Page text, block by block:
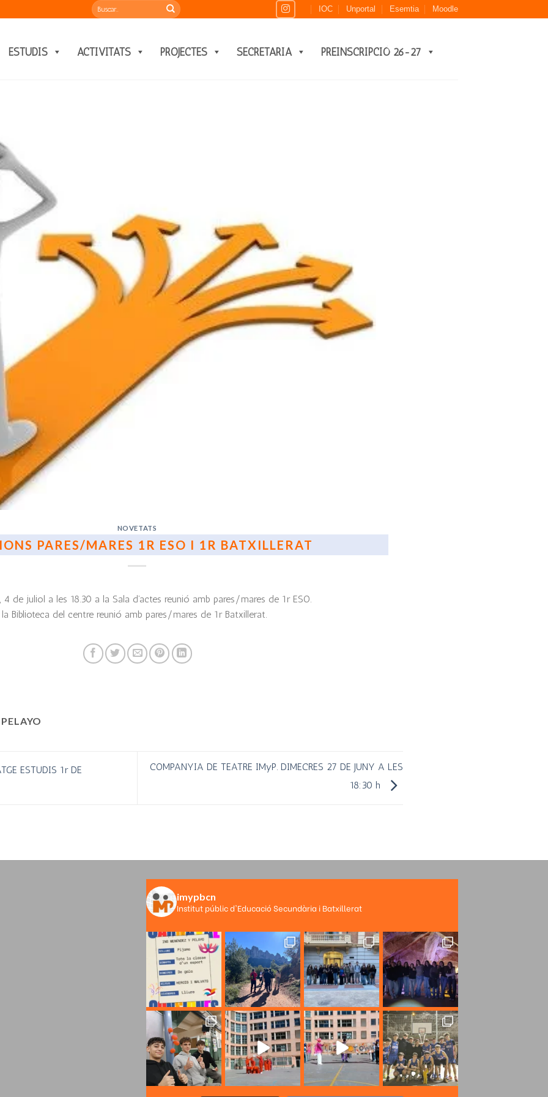
IOC Unportal Esemtia Moodle
ESTUDIS ACTIVITATS PROJECTES SECRETARIA PREINSCRIPCIÓ 26-27
NOVETATS
PARES/MARES 1R ESO I 1R BATXILLERAT
4 de juliol a les 18.30 a la Sala d’actes reunió amb pares/mares de 1r ESO.
Biblioteca del centre reunió amb pares/mares de 1r Batxillerat.
ESTUDIS 1r DE
COMPANYIA DE TEATRE IMyP. DIMECRES 27 DE JUNY A LES
18:30 h
imypbcn
Institut públic d'Educació Secundària i Batxillerat